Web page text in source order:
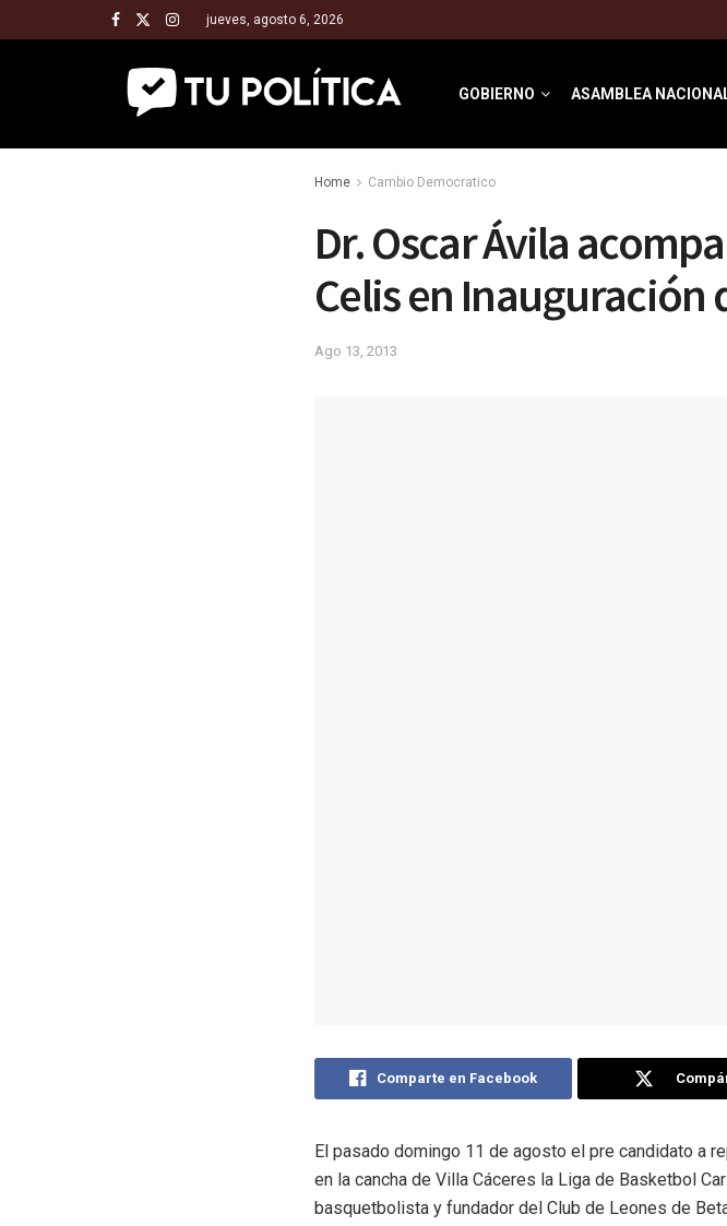
jueves, agosto 6, 2026
GOBIERNO ASAMBLEA
Home Cambio Democratico
Dr. Oscar Ávila
Celis en Inauguración
Ago 13, 2013
Comparte en Facebook
El pasado domingo 11 de agosto el pre candidato a
en la cancha de Villa Cáceres la Liga de Basketbol
basquetbolista y fundador del Club de Leones de